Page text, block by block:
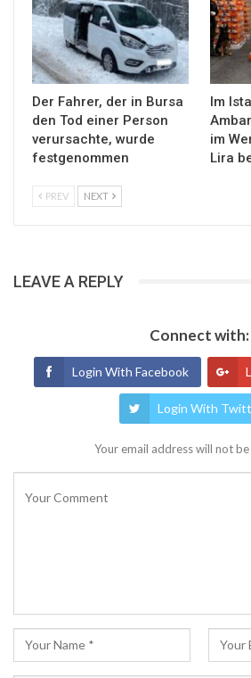
Der Fahrer, der in Bursa
den Tod einer Person
verursachte, wurde
festgenommen
Im
im
Lira
PREV NEXT
LEAVE A REPLY
Connect with:
Login With Facebook
Login With
Your email address will not